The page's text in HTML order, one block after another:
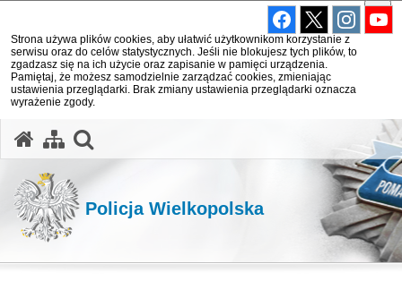
Strona używa plików cookies, aby ułatwić użytkownikom korzystanie z
serwisu oraz do celów statystycznych. Jeśli nie blokujesz tych plików, to
zgadzasz się na ich użycie oraz zapisanie w pamięci urządzenia.
Pamiętaj, że możesz samodzielnie zarządzać cookies, zmieniając
ustawienia przeglądarki. Brak zmiany ustawienia przeglądarki oznacza
wyrażenie zgody.
Policja Wielkopolska